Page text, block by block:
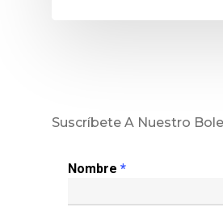
Suscríbete A Nuestro
Nombre *